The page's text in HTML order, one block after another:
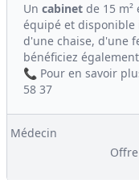
Un cabinet de 15 m²
équipé et disponible
d'une chaise, d'une
bénéficiez
📞 Pour en savoir
58 37
Médecin